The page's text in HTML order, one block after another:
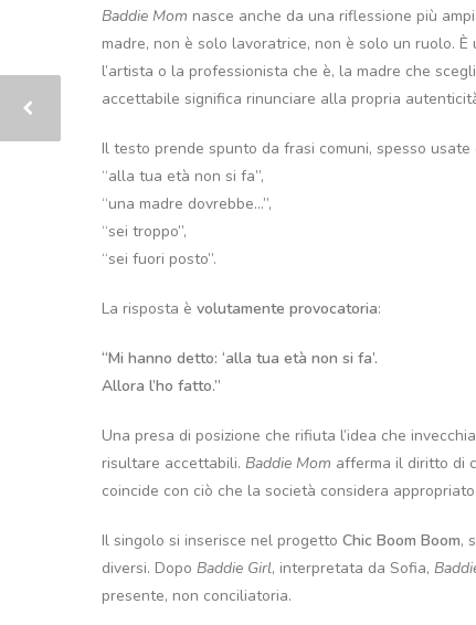
Baddie Mom nasce anche da una riflessione più
madre, non è solo lavoratrice, non è solo un ruolo.
l’artista o la professionista che è, la madre che
accettabile significa rinunciare alla propria
Il testo prende spunto da frasi comuni, spesso usate
“alla tua età non si fa”,
“una madre dovrebbe…”,
“sei troppo”,
“sei fuori posto”.
La risposta è volutamente provocatoria:
“Mi hanno detto: ‘alla tua età non si fa’.
Allora l’ho fatto.”
Una presa di posizione che rifiuta l’idea che
risultare accettabili. Baddie Mom afferma il diritto di
coincide con ciò che la società considera appropriato.
Il singolo si inserisce nel progetto Chic Boom Boom,
diversi. Dopo Baddie Girl, interpretata da Sofia,
presente, non conciliatoria.